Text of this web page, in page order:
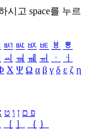
시고 space를 누르
ㅴ ㅵ ㅶ ㅷ ㅸ
ㅹ
ㆉ ㆊ ㆋ ㆌ ㆍ
ㆎ
Χ Ψ Ω α β γ δ ε ζ η
פ ם ן ו ט
［ ］ ｛ ｝